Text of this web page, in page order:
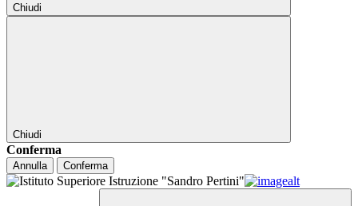
Chiudi
Chiudi
Conferma
Annulla Conferma